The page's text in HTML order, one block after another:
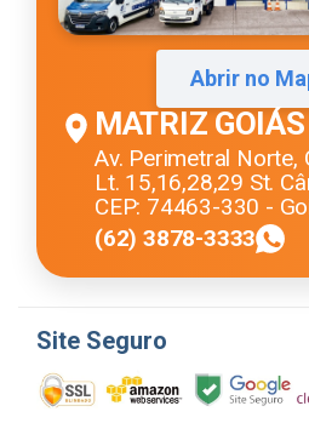
Abrir no
MATRIZ GOIÁS
Av. Perimetral Norte,
Lt. 15,16,28,29 St.
CEP: 74463-330 -
(62) 3878-3333
Site Seguro